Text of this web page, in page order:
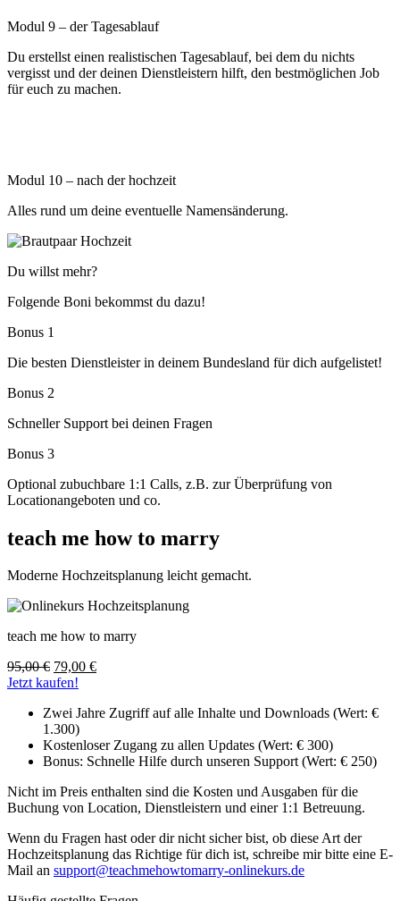
Modul 9 – der Tagesablauf
Du erstellst einen realistischen Tagesablauf, bei dem du nichts
vergisst und der deinen Dienstleistern hilft, den bestmöglichen Job
für euch zu machen.
Modul 10 – nach der hochzeit
Alles rund um deine eventuelle Namensänderung.
Du willst mehr?
Folgende Boni bekommst du dazu!
Bonus 1
Die besten Dienstleister in deinem Bundesland für dich aufgelistet!
Bonus 2
Schneller Support bei deinen Fragen
Bonus 3
Optional zubuchbare 1:1 Calls, z.B. zur Überprüfung von
Locationangeboten und co.
teach me how to marry
Moderne Hochzeitsplanung leicht gemacht.
teach me how to marry
95,00€ 79,00 €
Jetzt kaufen!
Zwei Jahre Zugriff auf alle Inhalte und Downloads (Wert: €
1.300)
Kostenloser Zugang zu allen Updates (Wert: € 300)
Bonus: Schnelle Hilfe durch unseren Support (Wert: € 250)
Nicht im Preis enthalten sind die Kosten und Ausgaben für die
Buchung von Location, Dienstleistern und einer 1:1 Betreuung.
Wenn du Fragen hast oder dir nicht sicher bist, ob diese Art der
Hochzeitsplanung das Richtige für dich ist, schreibe mir bitte eine E-
Mail an support@teachmehowtomarry-onlinekurs.de